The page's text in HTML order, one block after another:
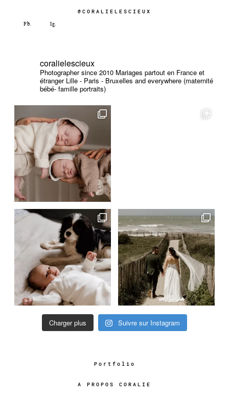
@CORALIELESCIEUX
coralielescieux
Photographer since 2010 Mariages partout en France et
étranger Lille - Paris - Bruxelles and everywhere (maternité
bébé- famille portraits)
Charger plus Suivre sur Instagram
Portfolio
A PROPOS CORALIE